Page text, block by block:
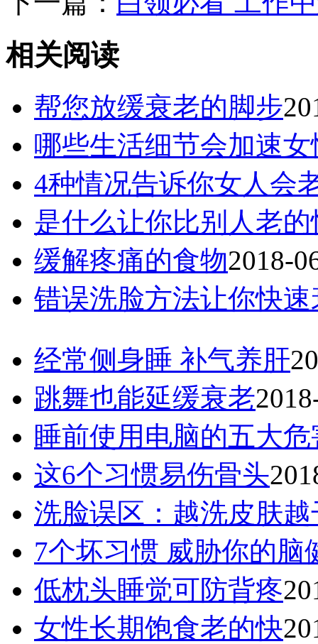
相关阅读
帮您放缓衰老的脚步
哪些生活细节会加速女
4种情况告诉你女人会
是什么让你比别人老的
缓解疼痛的食物2018-
错误洗脸方法让你快速
经常侧身睡 补气养肝
跳舞也能延缓衰老
睡前使用电脑的五大危
这6个习惯易伤骨头
洗脸误区：越洗皮肤越
7个坏习惯 威胁你的脑
低枕头睡觉可防背疼
女性长期饱食老的快